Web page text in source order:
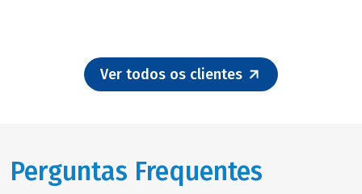
Ver todos os clientes
Perguntas Frequentes